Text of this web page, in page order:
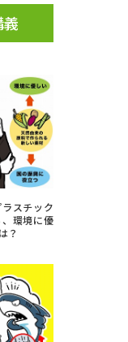
スチック
環境に優
？